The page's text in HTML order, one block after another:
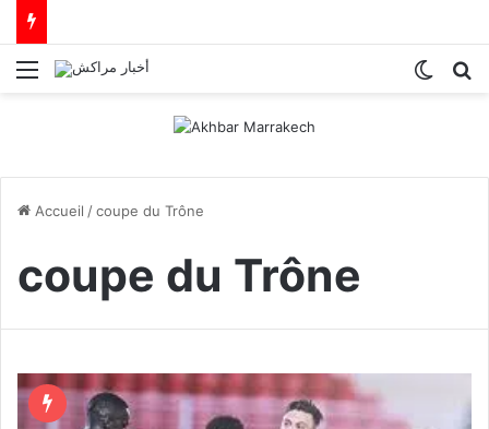
Menu
Accueil /coupe du Trône
coupe du Trône